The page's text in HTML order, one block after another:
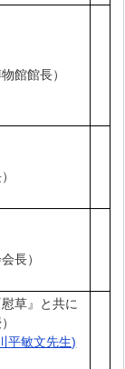
館館長）
長）
草』と共に
平敏文先生)